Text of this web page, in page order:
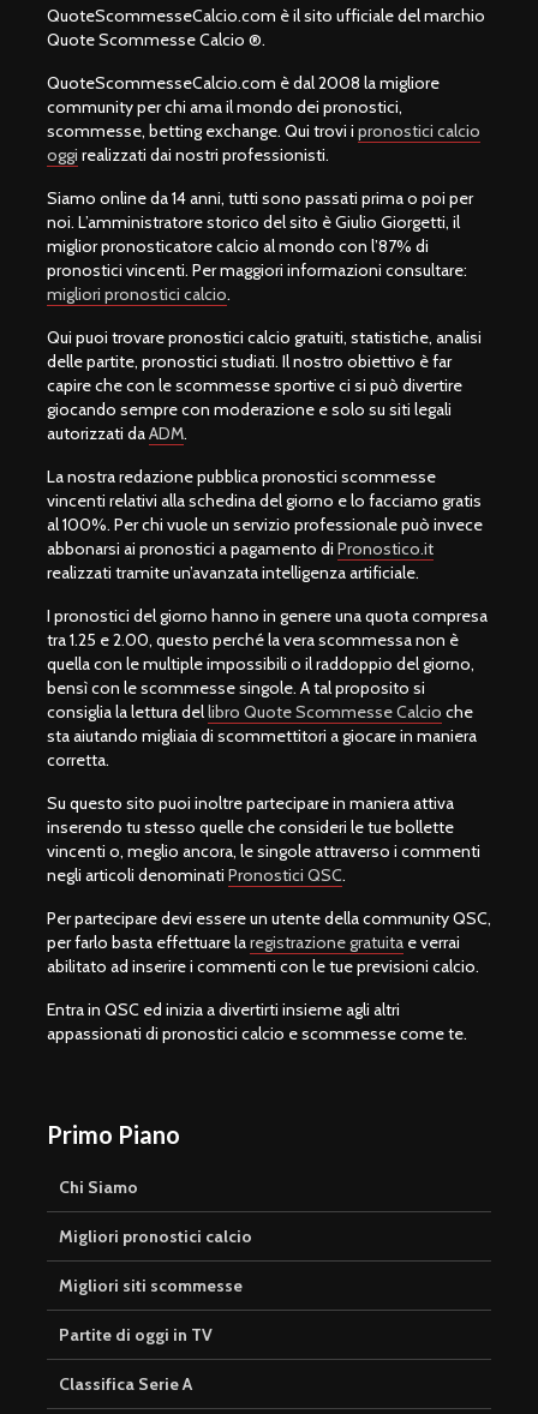
QuoteScommesseCalcio.com è il sito ufficiale del marchio
Quote Scommesse Calcio ®.
QuoteScommesseCalcio.com è dal 2008 la migliore
community per chi ama il mondo dei pronostici,
scommesse, betting exchange. Qui trovi i pronostici calcio
oggi realizzati dai nostri professionisti.
Siamo online da 14 anni, tutti sono passati prima o poi per
noi. L’amministratore storico del sito è Giulio Giorgetti, il
miglior pronosticatore calcio al mondo con l’87% di
pronostici vincenti. Per maggiori informazioni consultare:
migliori pronostici calcio.
Qui puoi trovare pronostici calcio gratuiti, statistiche, analisi
delle partite, pronostici studiati. Il nostro obiettivo è far
capire che con le scommesse sportive ci si può divertire
giocando sempre con moderazione e solo su siti legali
autorizzati daADM.
La nostra redazione pubblica pronostici scommesse
vincenti relativi alla schedina del giorno e lo facciamo gratis
al 100%. Per chi vuole un servizio professionale può invece
abbonarsi ai pronostici a pagamento di Pronostico.it
realizzati tramite un’avanzata intelligenza artificiale.
I pronostici del giorno hanno in genere una quota compresa
tra 1.25 e 2.00, questo perché la vera scommessa non è
quella con le multiple impossibili o il raddoppio del giorno,
bensì con le scommesse singole. A tal proposito si
consiglia la lettura dellibro Quote Scommesse Calcio che
sta aiutando migliaia di scommettitori a giocare in maniera
corretta.
Su questo sito puoi inoltre partecipare in maniera attiva
inserendo tu stesso quelle che consideri le tue bollette
vincenti o, meglio ancora, le singole attraverso i commenti
negli articoli denominati Pronostici QSC.
Per partecipare devi essere un utente della community QSC,
per farlo basta effettuare laregistrazione gratuita e verrai
abilitato ad inserire i commenti con le tue previsioni calcio.
Entra in QSC ed inizia a divertirti insieme agli altri
appassionati di pronostici calcio e scommesse come te.
Primo Piano
Chi Siamo
Migliori pronostici calcio
Migliori siti scommesse
Partite di oggi in TV
Classifica Serie A